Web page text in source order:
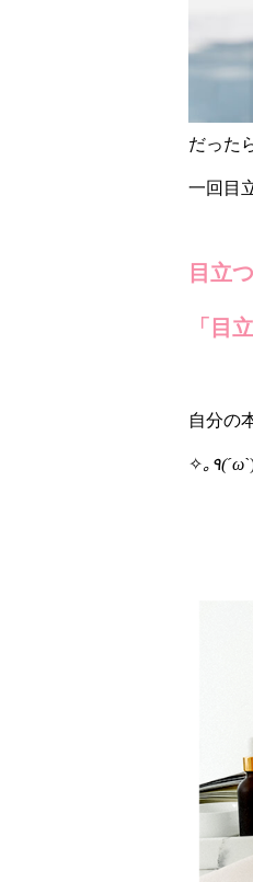
だった
一回目
目立
「目
自分の
✧ ｡٩(ˊωˋ